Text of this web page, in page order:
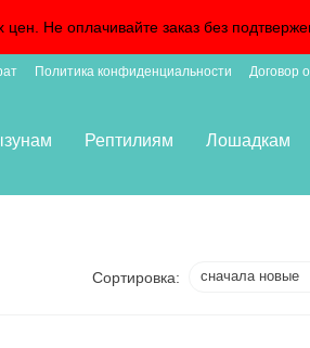
Не оплачивайте заказ без
Политика конфиденциальности Договор
Рептилиям Лошадкам
Сортировка: сначала новые